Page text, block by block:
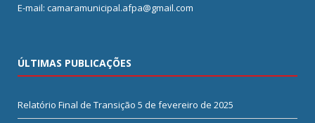
E-mail: camaramunicipal.afpa@gmail.com
ÚLTIMAS PUBLICAÇÕES
Relatório Final de Transição 5 de fevereiro de 2025